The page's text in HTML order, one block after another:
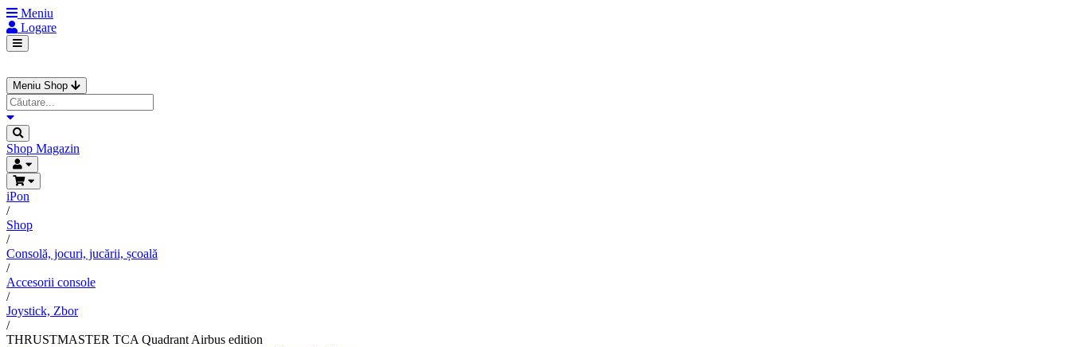
Meniu
Logare
Meniu Shop
Shop Magazin
iPon
/
Shop
/
Consolă, jocuri, jucării, școală
/
Accesorii console
/
Joystick, Zbor
/
THRUSTMASTER TCA Quadrant Airbus edition